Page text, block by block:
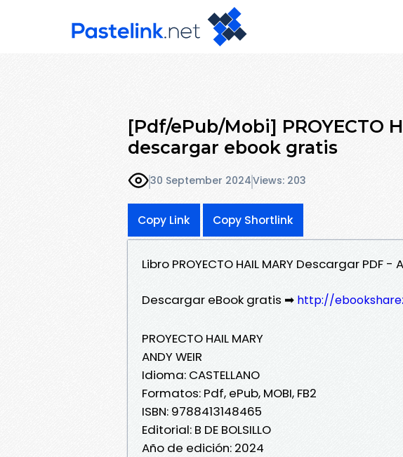
[Pdf/ePub/Mobi] PROYECTO
descargar ebook gratis
30 September 2024Views: 203
Copy Link Copy Shortlink
Libro PROYECTO HAIL MARY Descargar PDF -
Descargar eBook gratis ➡ http://
PROYECTO HAIL MARY
ANDY WEIR
Idioma: CASTELLANO
Formatos: Pdf, ePub, MOBI, FB2
ISBN: 9788413148465
Editorial: B DE BOLSILLO
Año de edición: 2024